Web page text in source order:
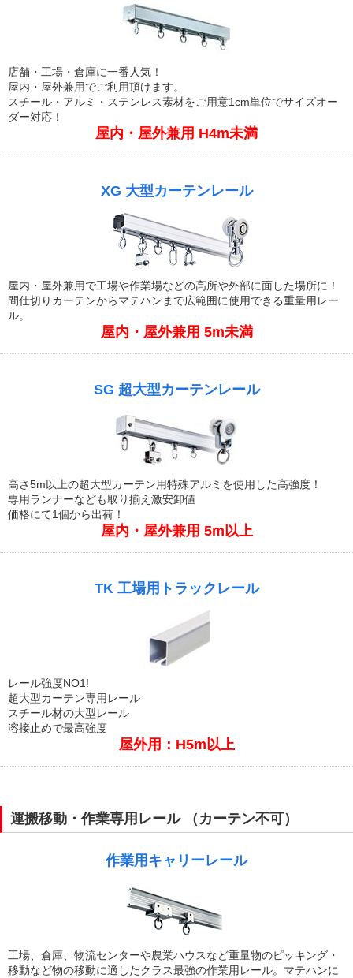
店舗・工場・倉庫に一番人気！
屋内・屋外兼用でご利用頂けます。
スチール・アルミ・ステンレス素材をご用意1cm単位でサイズオー
ダー対応！
屋内・屋外兼用 H4m未満
XG 大型カーテンレール
屋内・屋外兼用で工場や作業場などの高所や外部に面した場所に！
間仕切りカーテンからマテハンまで広範囲に使用できる重量用レー
ル。
屋内・屋外兼用 5m未満
SG 超大型カーテンレール
高さ5m以上の超大型カーテン用特殊アルミを使用した高強度！
専用ランナーなども取り揃え激安卸値
価格にて1個から出荷！
屋内・屋外兼用 5m以上
TK 工場用トラックレール
レール強度NO1!
超大型カーテン専用レール
スチール材の大型レール
溶接止めで最高強度
屋外用：H5m以上
運搬移動・作業専用レール （カーテン不可）
作業用キャリーレール
工場、倉庫、物流センターや農業ハウスなど重量物のピッキング・
移動など物の移動に適したクラス最強の作業用レール。マテハンに